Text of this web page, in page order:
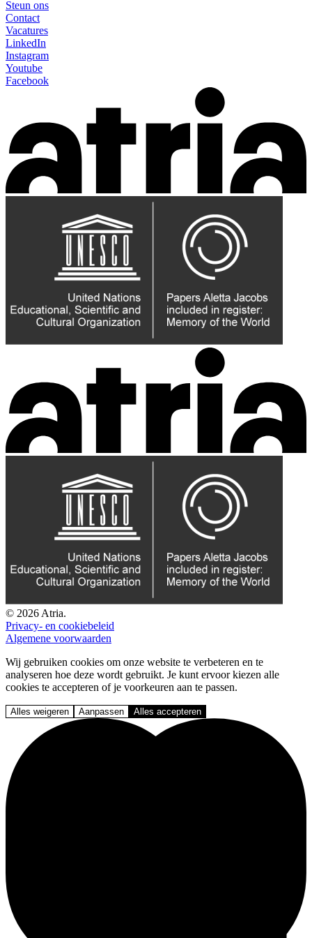
Steun ons
Contact
Vacatures
LinkedIn
Instagram
Youtube
Facebook
© 2026 Atria.
Privacy- en cookiebeleid
Algemene voorwaarden
Wij gebruiken cookies om onze website te verbeteren en te
analyseren hoe deze wordt gebruikt. Je kunt ervoor kiezen alle
cookies te accepteren of je voorkeuren aan te passen.
Alles weigeren Aanpassen Alles accepteren